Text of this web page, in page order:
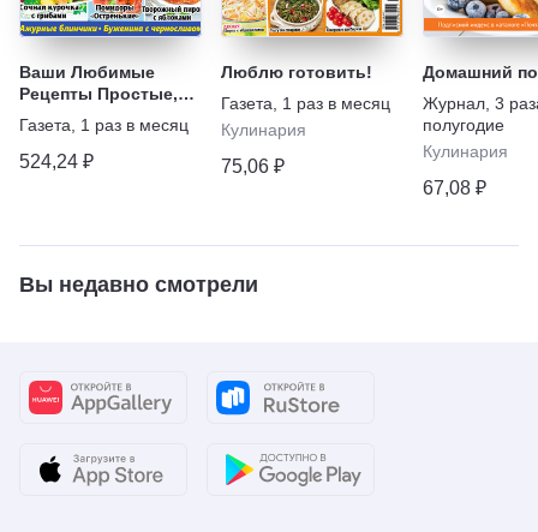
Ваши Любимые
Рецепты Простые,
но очень вкусные!
Выпечка, Салаты,
Заготовки
Газета 1 раз в месяц
524,24 ₽
Люблю готовить!
Газета
1 раз в месяц
Кулинария
75,06 ₽
Домашний
Журнал 3
полугодие
Кулинария
67,08 ₽
Вы недавно смотрели